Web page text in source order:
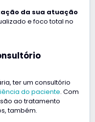
da sua atuação
e foco total no
ter um consultório
do paciente. Com
ao tratamento
também.